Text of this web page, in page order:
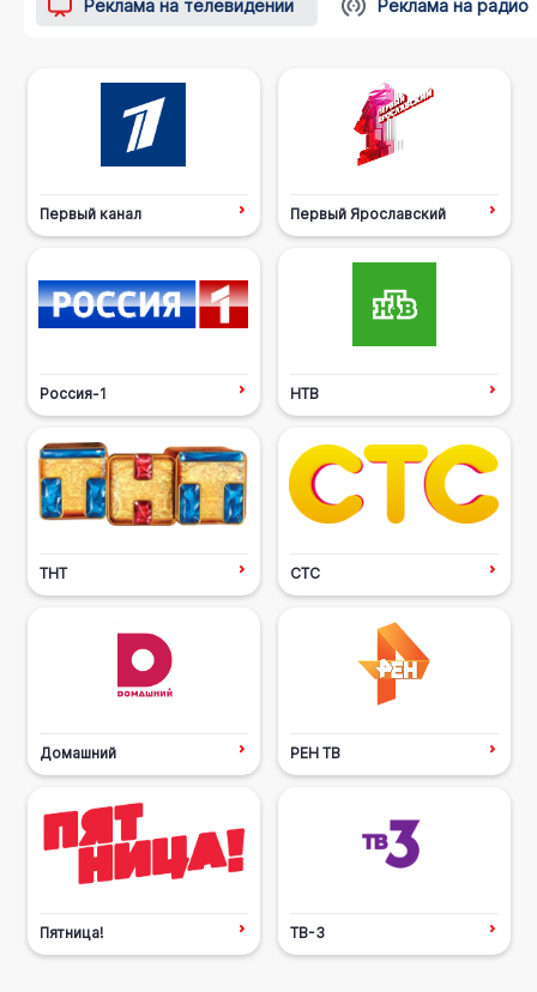
Реклама на телевидении Реклама на радио
Первый канал Первый Ярославский
Россия-1 НТВ
ТНТ СТС
Домашний РЕН ТВ
Пятница! ТВ-3